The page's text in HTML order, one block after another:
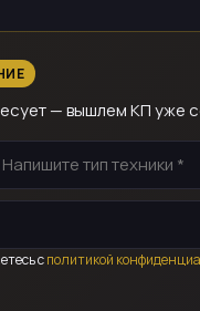
— вышлем КП уже
сполитикой